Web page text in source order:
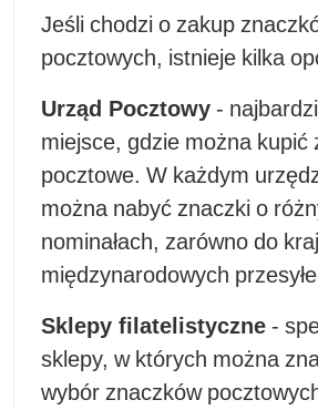
Jeśli chodzi o zakup
pocztowych, istnieje kilka
Urząd Pocztowy -
miejsce, gdzie można kupić
pocztowe. W każdym
można nabyć znaczki o
nominałach, zarówno do
międzynarodowych
Sklepy filatelistyczne -
sklepy, w których można
wybór znaczków